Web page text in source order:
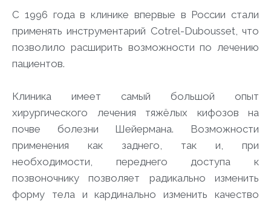
С 1996 года в клинике впервые в России стали
применять инструментарий Cotrel-Dubousset, что
позволило расширить возможности по лечению
пациентов.
Клиника имеет самый большой опыт
хирургического лечения тяжёлых кифозов на
почве болезни Шейермана. Возможности
применения как заднего, так и, при
необходимости, переднего доступа к
позвоночнику позволяет радикально изменить
форму тела и кардинально изменить качество